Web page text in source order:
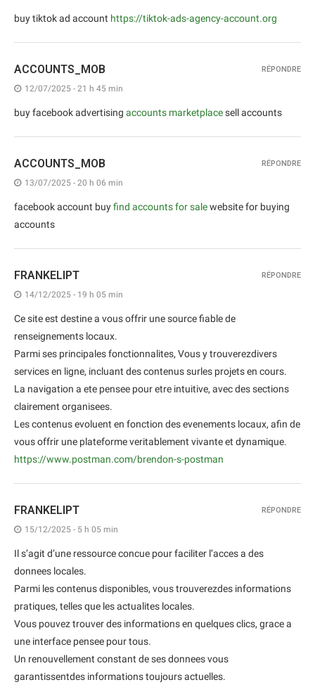
buy tiktok ad account https://tiktok-ads-agency-account.org
ACCOUNTS_MOB
12/07/2025 - 21 h 45 min
buy facebook advertising accounts marketplacesell accounts
RÉPONDRE
ACCOUNTS_MOB
13/07/2025 - 20 h 06 min
facebook account buyfind accounts for salewebsite for buying
accounts
RÉPONDRE
FRANKELIPT
14/12/2025 - 19 h 05 min
Ce site est destine a vous offrir une source fiable de
renseignements locaux.
Parmi ses principales fonctionnalites, Vous y trouverezdivers
services en ligne, incluant des contenus surles projets en cours.
La navigation a ete pensee pour etre intuitive, avec des sections
clairement organisees.
Les contenus evoluent en fonction des evenements locaux, afin de
vous offrir une plateforme veritablement vivante et dynamique.
https://www.postman.com/brendon-s-postman
RÉPONDRE
FRANKELIPT
15/12/2025 - 5 h 05 min
Il s’agit d’une ressource concue pour faciliter l’acces a des
donnees locales.
Parmi les contenus disponibles, vous trouverezdes informations
pratiques, telles que les actualites locales.
Vous pouvez trouver des informations en quelques clics, grace a
une interface pensee pour tous.
Un renouvellement constant de ses donnees vous
garantissentdes informations toujours actuelles.
RÉPONDRE